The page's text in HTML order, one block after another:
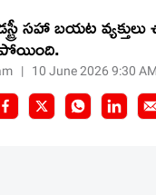
స‌హా బ‌య‌ట
| 10 June 2026 9:30 AM